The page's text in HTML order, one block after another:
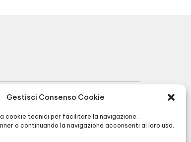
Gestisci Consenso Cookie
cookie tecnici per facilitare la navigazione.
o continuando la navigazione acconsenti al loro uso.
R.I. BG 01566430128 - R.E.A. BG256591 -
Cap. Soc. € 90.000,00 -Privacy&Cookie